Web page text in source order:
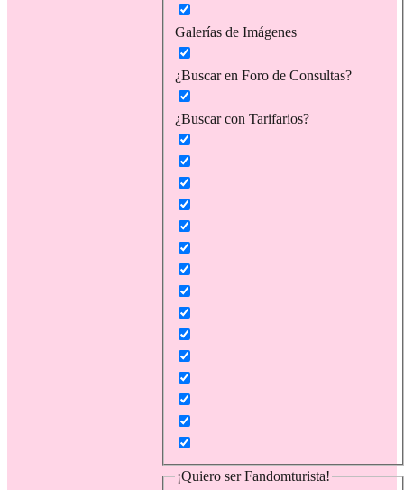
Galerías de Imágenes
¿Buscar en Foro de Consultas?
¿Buscar con Tarifarios?
¡Quiero ser Fandomturista!